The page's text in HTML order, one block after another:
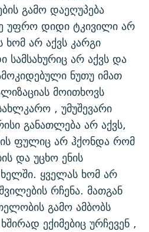
გამო დაეღუპება
უფრო დიდი ტკივილი არ
ხომ არ აქვს კარგი
სამსახურიც არ აქვს და
ნუთუ იმათ
მოითხოვს
, უმუშევარი
განათლება არ აქვს,
ფულიც არ ჰქონდა რომ
და უცხო ენის
ყველას ხომ არ
რჩენა. მათგან
გამო ამბობს
ექიმებიც ურჩევენ ,